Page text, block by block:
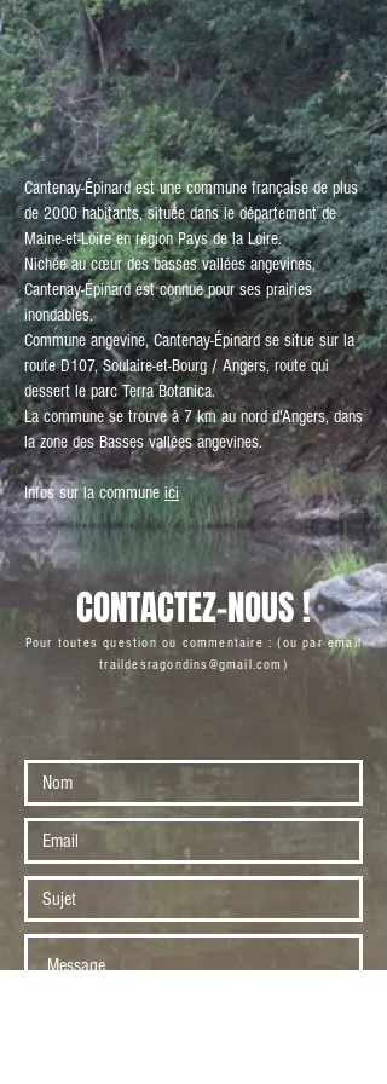
Cantenay-Épinard est une commune française de plus
de 2000 habitants, située dans le département de
Maine-et-Loire en région Pays de la Loire.
Nichée au cœur des basses vallées angevines,
Cantenay-Épinard est connue pour ses prairies
inondables.
Commune angevine, Cantenay-Épinard se situe sur la
route D107, Soulaire-et-Bourg / Angers, route qui
dessert le parc Terra Botanica.
La commune se trouve à 7 km au nord d'Angers, dans
la zone des Basses vallées angevines.
Infos sur la commune ici
CONTACTEZ-NOUS !
Pour toutes question ou commentaire : (ou par email
traildesragondins@gmail.com )